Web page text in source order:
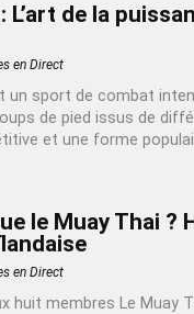
L’art de la
en Direct
un sport de combat
de pied issus de
et une forme
le Muay Thai
en Direct
huit membres Le Muay